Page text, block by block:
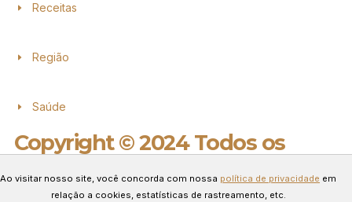
Receitas
Região
Saúde
Copyright © 2024 Todos os
Desenvolvido por Connect Web
Ao visitar nosso site, você concorda com nossa política de privacidade em
relação a cookies, estatísticas de rastreamento, etc.